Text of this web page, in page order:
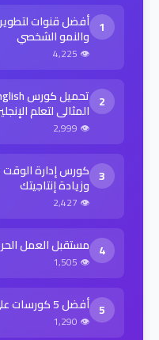
1 أفضل قنوات
والنمو الشخصي
👁 4,225
2 المثالي لتعلم
👁 2,999
3 كورس إدارة الوقت
وزيادة إنتاجيتك
👁 2,427
4 مستقبل العمل
👁 1,505
5 أفضل 5 كورسات على منصة إدراك
👁 1,290